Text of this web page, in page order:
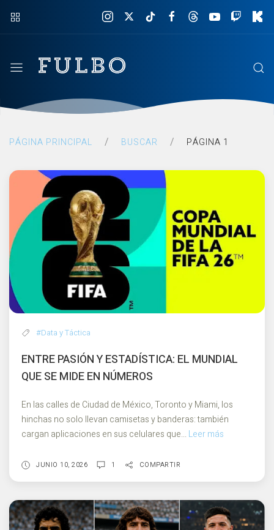
Fulbo
PÁGINA PRINCIPAL BUSCAR PÁGINA 1
#Data y Táctica
ENTRE PASIÓN Y ESTADÍSTICA: EL MUNDIAL
QUE SE MIDE EN NÚMEROS
En las calles de Ciudad de México, Toronto y Miami, los
hinchas no solo llevan camisetas y banderas: también
cargan aplicaciones en sus celulares que... Leer más
estadística:
Mundial
que
JUNIO 10, 2026 1 COMPARTIR